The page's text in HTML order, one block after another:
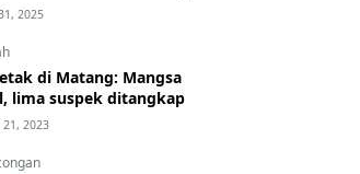
2025
di Matang: Mangsa
lima suspek ditangkap
21, 2023